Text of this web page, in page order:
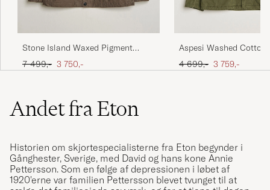
Stone Island Waxed Pigment
Cotton Tela Field Jacket Umber
Ordinary pris
7 499,- Nedsat pris
3 750,-
Aspesi Washed Cotton
Jacket Military
Ordinary pris
4 699,- Nedsat pris
3 759,-
Andet fra Eton
Historien om skjortespecialisterne fra Eton begynder i
Gånghester, Sverige, med David og hans kone Annie
Pettersson. Som en følge af depressionen i løbet af
1920'erne var familien Pettersson blevet tvunget til at